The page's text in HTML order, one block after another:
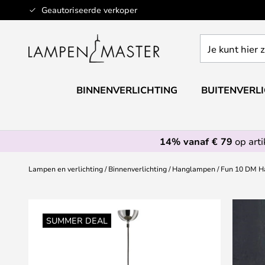
Geautoriseerde verkoper
Ga
naar
inhoud
kunt
zoeken
webwinkel
BINNENVERLICHTING
14% vanaf € 79 op
Lampen en verlichting Binnenverlichting Hanglampen Fun 10 DM
SUMMER DEAL
naar